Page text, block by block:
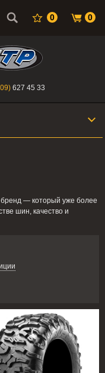
0 0
магазин "Поросенок".
627 45 33
— который уже более
шин, качество и